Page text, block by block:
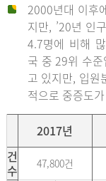
2000년대 이후
지만, ’20년 인
4.7명에 비해
국 중 29위 수
고 있지만, 입원
적으로 중증도
2017년
건
수
47,800건